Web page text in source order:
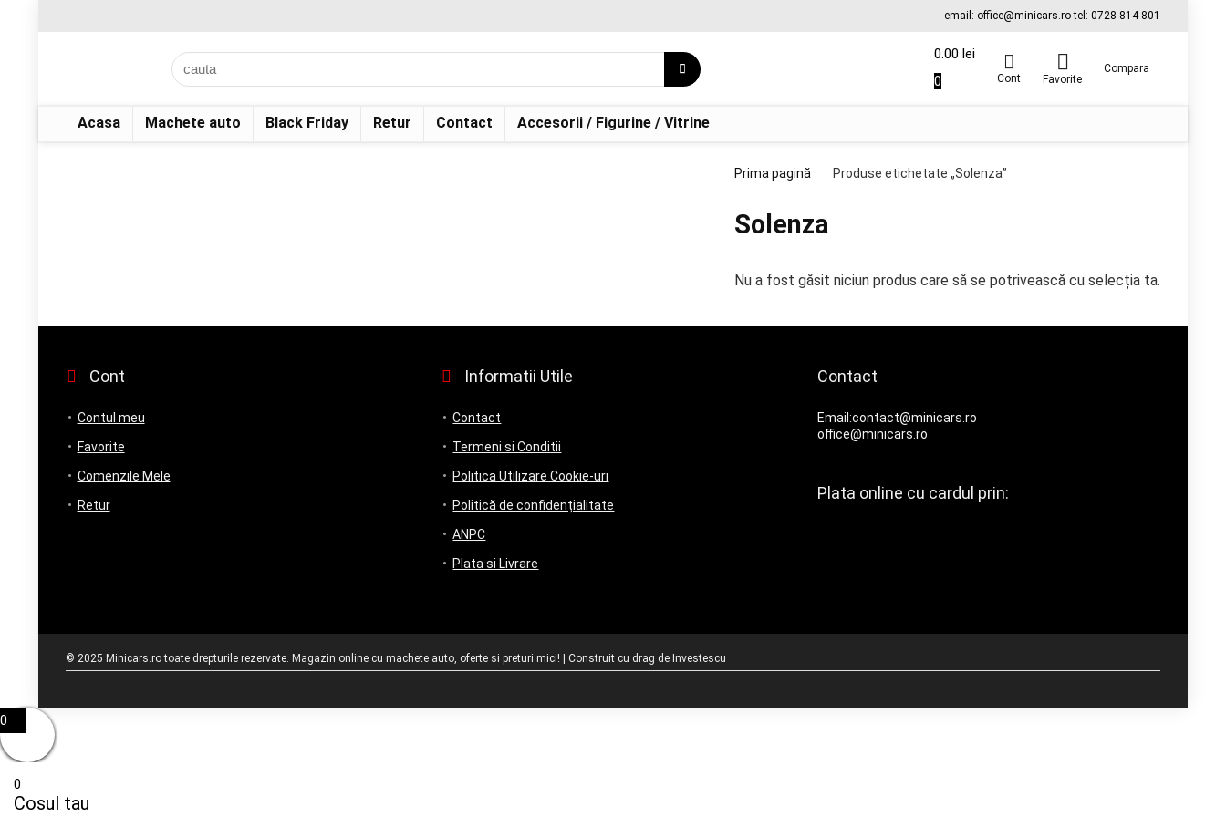
email: office@minicars.ro tel: 0728 814 801
0.00 lei
0
Cont Favorite
Compara
Acasa Machete auto Black Friday Retur Contact Accesorii / Figurine / Vitrine
Prima pagină Produse etichetate „Solenza”
Solenza
Nu a fost găsit niciun produs care să se potrivească cu selecția ta.
Cont
Contul meu
Favorite
Comenzile Mele
Retur
Informatii Utile
Contact
Termeni si Conditii
Politica Utilizare Cookie-uri
Politică de confidențialitate
ANPC
Plata si Livrare
Contact
Email:contact@minicars.ro
office@minicars.ro
Plata online cu cardul prin:
© 2025 Minicars.ro toate drepturile rezervate. Magazin online cu machete auto, oferte si preturi mici! | Construit cu drag de Investescu
0
0
Cosul tau